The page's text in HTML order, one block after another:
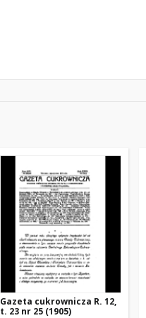
Gazeta cukrownicza R. 12,
t. 23 nr 25 (1905)